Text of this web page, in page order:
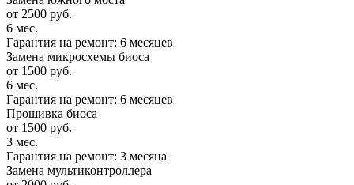
от 2500 руб.
6 мес.
Гарантия на ремонт: 6 месяцев
Замена микросхемы биоса
от 1500 руб.
6 мес.
Гарантия на ремонт: 6 месяцев
Прошивка биоса
от 1500 руб.
3 мес.
Гарантия на ремонт: 3 месяца
Замена мультиконтроллера